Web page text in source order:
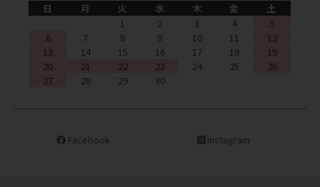
日
月 火 水 木 金
土
1
2 3 4
5
6
7 8 9 10 11
12
13
14 15 16 17 18
19
20
21 22 23 24 25
26
27
28 29 30
Facebook instagram